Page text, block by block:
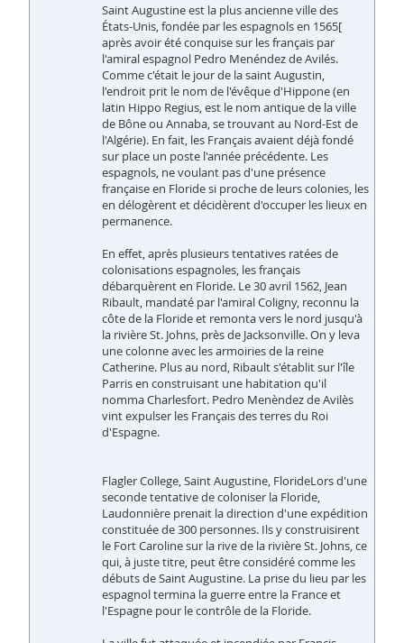
Saint Augustine est la plus ancienne ville des
États-Unis, fondée par les espagnols en 1565[
après avoir été conquise sur les français par
l'amiral espagnol Pedro Menéndez de Avilés.
Comme c'était le jour de la saint Augustin,
l'endroit prit le nom de l'évêque d'Hippone (en
latin Hippo Regius, est le nom antique de la ville
de Bône ou Annaba, se trouvant au Nord-Est de
l'Algérie). En fait, les Français avaient déjà fondé
sur place un poste l'année précédente. Les
espagnols, ne voulant pas d'une présence
française en Floride si proche de leurs colonies, les
en délogèrent et décidèrent d'occuper les lieux en
permanence.
En effet, après plusieurs tentatives ratées de
colonisations espagnoles, les français
débarquèrent en Floride. Le 30 avril 1562, Jean
Ribault, mandaté par l'amiral Coligny, reconnu la
côte de la Floride et remonta vers le nord jusqu'à
la rivière St. Johns, près de Jacksonville. On y leva
une colonne avec les armoiries de la reine
Catherine. Plus au nord, Ribault s'établit sur l'île
Parris en construisant une habitation qu'il
nomma Charlesfort. Pedro Menèndez de Avilès
vint expulser les Français des terres du Roi
d'Espagne.
Flagler College, Saint Augustine, FlorideLors d'une
seconde tentative de coloniser la Floride,
Laudonnière prenait la direction d'une expédition
constituée de 300 personnes. Ils y construisirent
le Fort Caroline sur la rive de la rivière St. Johns, ce
qui, à juste titre, peut être considéré comme les
débuts de Saint Augustine. La prise du lieu par les
espagnol termina la guerre entre la France et
l'Espagne pour le contrôle de la Floride.